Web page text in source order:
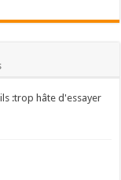
:trop hâte d'essayer